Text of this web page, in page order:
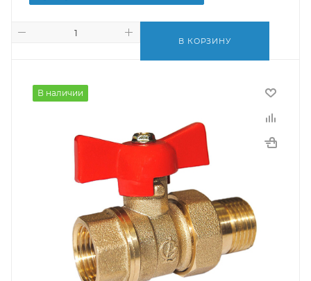
В КОРЗИНУ
В наличии